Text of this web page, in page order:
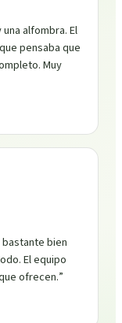
alfombra. El
pensaba que
Muy
bien
El equipo
ofrecen.”